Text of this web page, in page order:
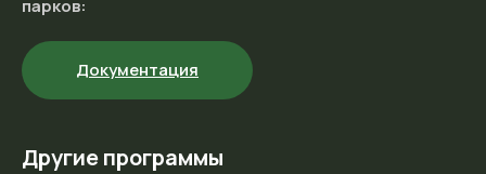
парков:
Документация
Другие программы